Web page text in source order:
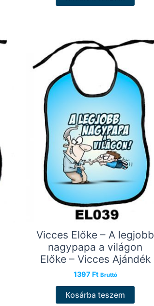
Vicces Előke – A legjobb
nagypapa a világon
Előke – Vicces Ajándék
1397 Ft Bruttó
Kosárba teszem